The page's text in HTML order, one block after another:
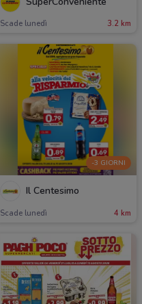
Scade lunedì 3.2 km
-3 GIORNI
Il Centesimo
Scade lunedì 4 km